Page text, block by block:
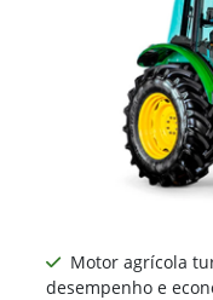
Motor agrícola
desempenho e